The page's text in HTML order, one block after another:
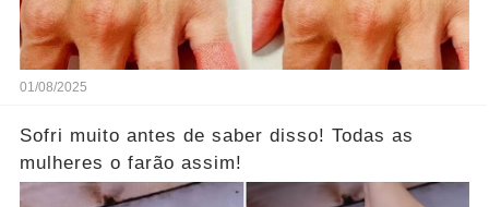
01/08/2025
Sofri muito antes de saber disso! Todas as
mulheres o farão assim!